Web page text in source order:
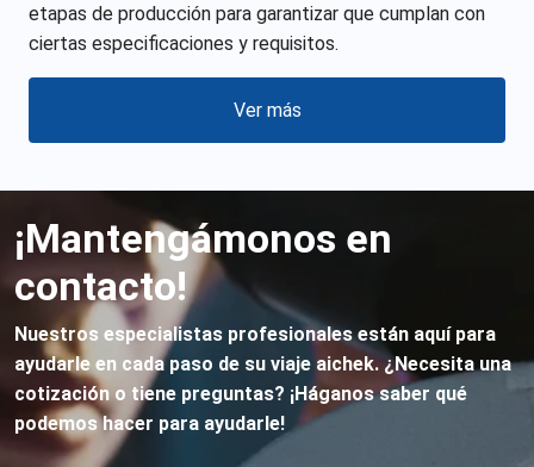
etapas de producción para garantizar que cumplan con
ciertas especificaciones y requisitos.
Ver más
¡Mantengámonos en
contacto!
Nuestros especialistas profesionales están aquí para
ayudarle en cada paso de su viaje aichek. ¿Necesita una
cotización o tiene preguntas? ¡Háganos saber qué
podemos hacer para ayudarle!